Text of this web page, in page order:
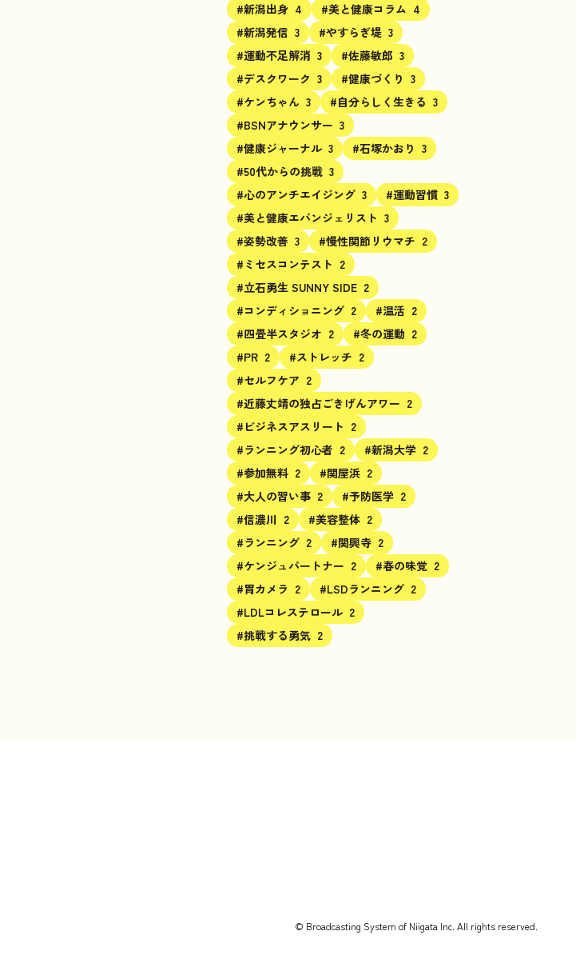
#新潟出身 4 #美と健康コラム 4
#新潟発信 3 #やすらぎ堤 3
#運動不足解消 3 #佐藤敏郎 3
#デスクワーク 3 #健康づくり 3
#ケンちゃん 3 #自分らしく生きる 3
#BSNアナウンサー 3
#健康ジャーナル 3 #石塚かおり 3
#50代からの挑戦 3
#心のアンチエイジング 3 #運動習慣 3
#美と健康エバンジェリスト 3
#姿勢改善 3 #慢性関節リウマチ 2
#ミセスコンテスト 2
#立石勇生 SUNNY SIDE 2
#コンディショニング 2 #温活 2
#四畳半スタジオ 2 #冬の運動 2
#PR 2 #ストレッチ 2
#セルフケア 2
#近藤丈靖の独占ごきげんアワー 2
#ビジネスアスリート 2
#ランニング初心者 2 #新潟大学 2
#参加無料 2 #関屋浜 2
#大人の習い事 2 #予防医学 2
#信濃川 2 #美容整体 2
#ランニング 2 #関興寺 2
#ケンジュパートナー 2 #春の味覚 2
#胃カメラ 2 #LSDランニング 2
#LDLコレステロール 2
#挑戦する勇気 2
© Broadcasting System of Niigata Inc. All rights reserved.